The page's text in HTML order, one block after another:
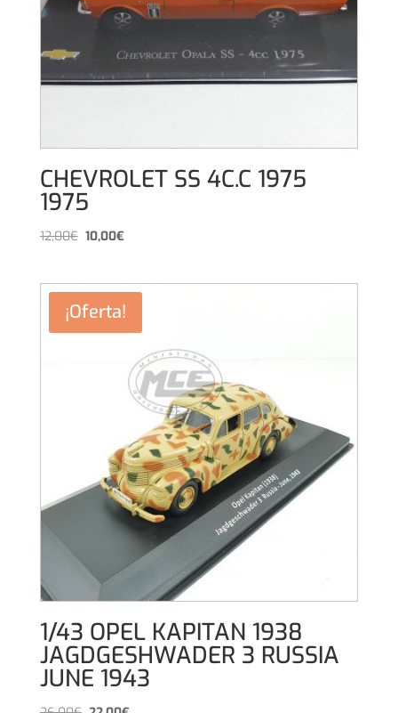
CHEVROLET SS 4C.C 1975
1975
12,00€El
era:
12,00€.
10,00€El
es:
10,00€.
¡Oferta!
1/43 OPEL KAPITAN 1938
JAGDGESHWADER 3 RUSSIA
JUNE 1943